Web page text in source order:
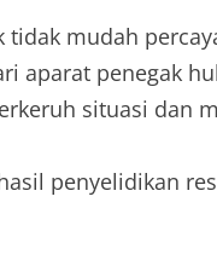
mudah
aparat penegak
situasi dan
penyelidikan